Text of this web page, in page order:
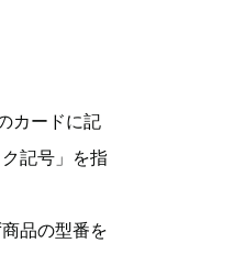
カードに記
記号」を指
品の型番を